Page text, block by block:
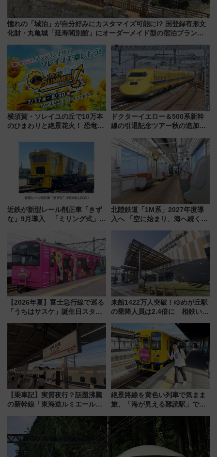
憧れの「城泊」が自分好みにカスタマイズ可能に!? 国登録有形文
化財・丸亀城「延寿閣別館」にオーダーメイド型の宿泊プランが
横須賀・ソレイユの丘で10万本
のひまわりと絶景花火！ 恐竜や
帰りお出かけ最新情報（2026年
7月17日～開催）
ドクターイエロー＆500系新幹
線の引退記念ツアー秋の追加企
ホテル情報まとめ
近鉄が新型レール削正車「きず
な」9月導入 「ミリング式」採
化！安全性や乗り心地の向上に
貢献するだけでなく、全線区で
活躍するための仕組みも
北陸鉄道「1M系」2027年度導
入へ 「空に始まり、海へ続く」
神秘的なデザイン
【2026年夏】富士急行線で巡る
「うちはサスケ」誕生日スタン
定グルメ＆グッズ徹底ガイド
来館1422万人突破！ゆめが丘駅
の乗降人員は2.4倍に 相鉄いず
年祭にそうにゃん＆DB.スター
マンが登場
【乗車記】実質夜行？話題沸騰
の新幹線「東海道ルミエールエ
東京22時発、京都・新大阪に6
時台着 見どころは岐阜羽島の
素晴らし過ぎる朝
絶景路線を黄色い列車で気まま
旅、「海が見える難読駅」で幸
「新・鉄道ひとり旅」279回目
の舞台は「島原鉄道」